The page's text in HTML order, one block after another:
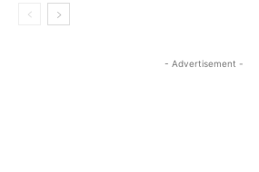
- Advertisement -